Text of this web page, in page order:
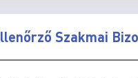
Szakmai